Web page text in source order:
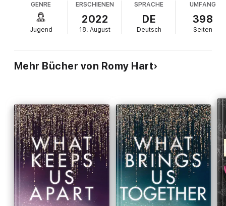
plötzlichen Rückkehr darf niemand erfahren …
Wagst du es, für die Liebe über deinen Schatten zu
springen?
//Dies ist der dritte Band der gefühlvollen New Adult Buchserie
-- Band 1: What Keeps Us Apart
-- Band 2: What Brings Us Together
-- Band 3: What Gives Us Hope//
GENRE
Jugend
ERSCHIENEN
2022
18. August
SPRACHE
DE
Deutsch
UMFANG
398
Seiten
Mehr Bücher von Romy Hart